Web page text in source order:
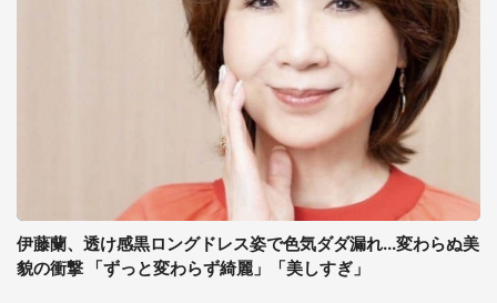
伊藤蘭、透け感黒ロングドレス姿で色気ダダ漏れ...変わらぬ美
貌の衝撃 「ずっと変わらず綺麗」「美しすぎ」